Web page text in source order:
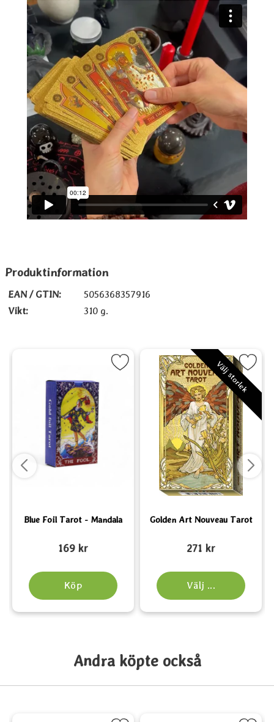
Produktinformation
EAN / GTIN:
5056368357916
Vikt:
310 g.
Blue Foil Tarot - Mandala
Art. nr 6583169 kr
Köp
Markera Blue Foil Tarot - Mandala som favoritVälj storlek
Golden Art Nouveau Tarot
Art. nr 6128271 kr
Välj ...
Markera Golden Art
Andra köpte också